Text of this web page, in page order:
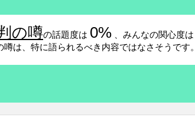
の噂の話題度は 0% 、みんなの関心度は
は、特に語られるべき内容ではなさそうです。